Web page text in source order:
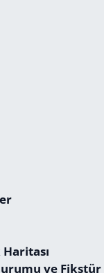
ve Fikstür